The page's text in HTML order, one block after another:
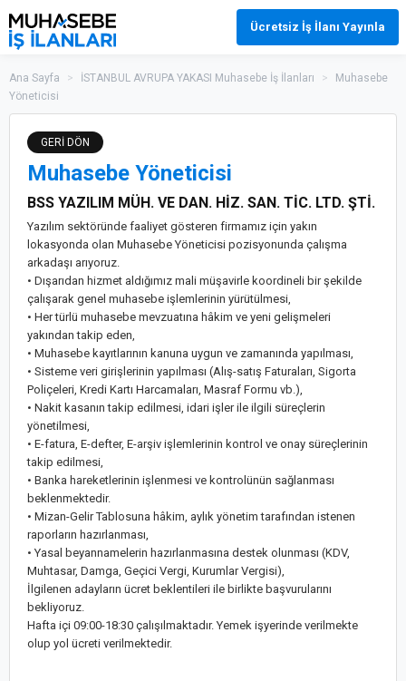
Ücretsiz İş İlanı Yayınla
Ana Sayfa > İSTANBUL AVRUPA YAKASI Muhasebe İş İlanları >
Muhasebe
Yöneticisi
GERİ DÖN
Muhasebe Yöneticisi
BSS YAZILIM MÜH. VE DAN. HİZ. SAN. TİC. LTD. ŞTİ.
Yazılım sektöründe faaliyet gösteren firmamız için yakın
lokasyonda olan Muhasebe Yöneticisi pozisyonunda çalışma
arkadaşı arıyoruz.
• Dışarıdan hizmet aldığımız mali müşavirle koordineli bir şekilde
çalışarak genel muhasebe işlemlerinin yürütülmesi,
• Her türlü muhasebe mevzuatına hâkim ve yeni gelişmeleri
yakından takip eden,
• Muhasebe kayıtlarının kanuna uygun ve zamanında yapılması,
• Sisteme veri girişlerinin yapılması (Alış-satış Faturaları, Sigorta
Poliçeleri, Kredi Kartı Harcamaları, Masraf Formu vb.),
• Nakit kasanın takip edilmesi, idari işler ile ilgili süreçlerin
yönetilmesi,
• E-fatura, E-defter, E-arşiv işlemlerinin kontrol ve onay süreçlerinin
takip edilmesi,
• Banka hareketlerinin işlenmesi ve kontrolünün sağlanması
beklenmektedir.
• Mizan-Gelir Tablosuna hâkim, aylık yönetim tarafından istenen
raporların hazırlanması,
• Yasal beyannamelerin hazırlanmasına destek olunması (KDV,
Muhtasar, Damga, Geçici Vergi, Kurumlar Vergisi),
İlgilenen adayların ücret beklentileri ile birlikte başvurularını
bekliyoruz.
Hafta içi 09:00-18:30 çalışılmaktadır. Yemek işyerinde verilmekte
olup yol ücreti verilmektedir.